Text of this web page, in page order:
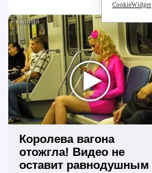
Королева вагона
отожгла! Видео не
оставит равнодушным
CookieWidget